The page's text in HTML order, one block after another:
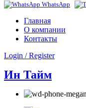
WhatsApp
Главная
О компании
Контакты
Login / Register
Ин Тайм